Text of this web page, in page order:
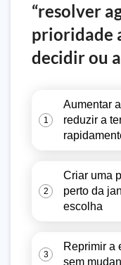
“resolver
prioridade
decidir ou
1
Aumentar
reduzir a
2
Criar uma
perto da
escolha
3
Reprimir a
sem